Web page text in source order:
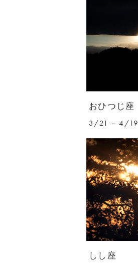
おひつじ座
3/21 – 4/19
しし座